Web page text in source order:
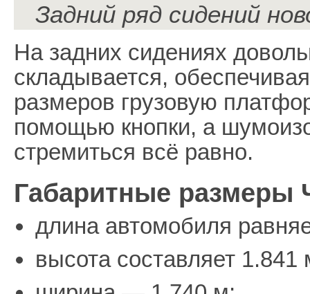
Задний ряд сидений
На задних сидениях
складывается,
размеров грузовую
помощью кнопки, а
стремиться всё равно.
Габаритные размеры
длина автомобиля
высота составляет 1.841